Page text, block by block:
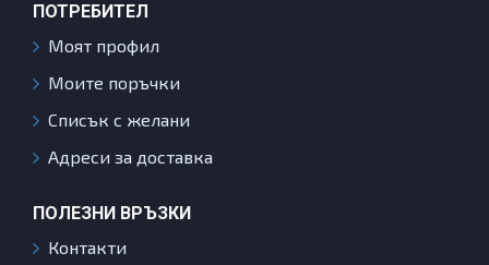
ПОТРЕБИТЕЛ
Моят профил
Моите поръчки
Списък с желани
Адреси за доставка
ПОЛЕЗНИ ВРЪЗКИ
Контакти